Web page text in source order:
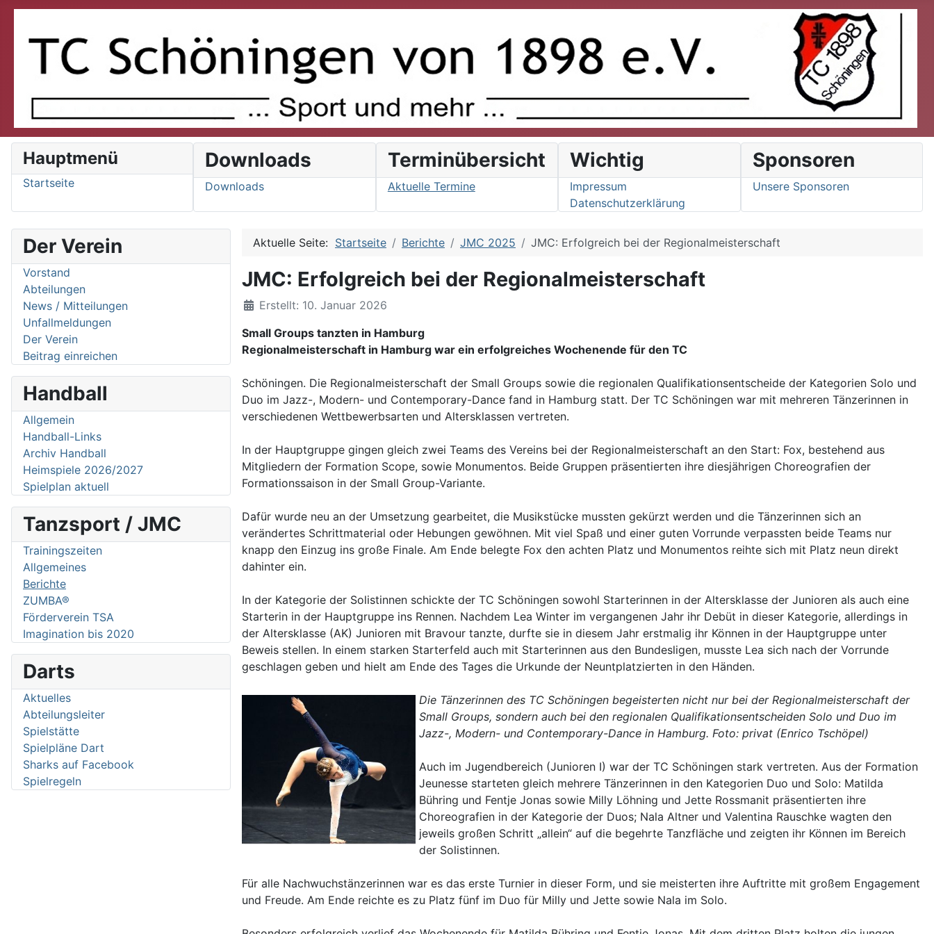
Hauptmenü
Startseite
Downloads
Downloads
Terminübersicht
Aktuelle Termine
Wichtig
Impressum
Datenschutzerklärung
Sponsoren
Unsere Sponsoren
Der Verein
Vorstand
Abteilungen
News / Mitteilungen
Unfallmeldungen
Der Verein
Beitrag einreichen
Handball
Allgemein
Handball-Links
Archiv Handball
Heimspiele 2026/2027
Spielplan aktuell
Tanzsport / JMC
Trainingszeiten
Allgemeines
Berichte
ZUMBA®
Förderverein TSA
Imagination bis 2020
Darts
Aktuelles
Abteilungsleiter
Spielstätte
Spielpläne Dart
Sharks auf Facebook
Spielregeln
Aktuelle Seite: Startseite Berichte JMC 2025 JMC: Erfolgreich bei der Regionalmeisterschaft
JMC: Erfolgreich bei der Regionalmeisterschaft
DetailsErstellt: 10. Januar 2026
Small Groups tanzten in Hamburg
Regionalmeisterschaft in Hamburg war ein erfolgreiches Wochenende für den TC
Schöningen. Die Regionalmeisterschaft der Small Groups sowie die regionalen Qualifikationsentscheide der Kategorien Solo und
Duo im Jazz-, Modern- und Contemporary-Dance fand in Hamburg statt. Der TC Schöningen war mit mehreren Tänzerinnen in
verschiedenen Wettbewerbsarten und Altersklassen vertreten.
In der Hauptgruppe gingen gleich zwei Teams des Vereins bei der Regionalmeisterschaft an den Start: Fox, bestehend aus
Mitgliedern der Formation Scope, sowie Monumentos. Beide Gruppen präsentierten ihre diesjährigen Choreografien der
Formationssaison in der Small Group-Variante.
Dafür wurde neu an der Umsetzung gearbeitet, die Musikstücke mussten gekürzt werden und die Tänzerinnen sich an
verändertes Schrittmaterial oder Hebungen gewöhnen. Mit viel Spaß und einer guten Vorrunde verpassten beide Teams nur
knapp den Einzug ins große Finale. Am Ende belegte Fox den achten Platz und Monumentos reihte sich mit Platz neun direkt
dahinter ein.
In der Kategorie der Solistinnen schickte der TC Schöningen sowohl Starterinnen in der Altersklasse der Junioren als auch eine
Starterin in der Hauptgruppe ins Rennen. Nachdem Lea Winter im vergangenen Jahr ihr Debüt in dieser Kategorie, allerdings in
der Altersklasse (AK) Junioren mit Bravour tanzte, durfte sie in diesem Jahr erstmalig ihr Können in der Hauptgruppe unter
Beweis stellen. In einem starken Starterfeld auch mit Starterinnen aus den Bundesligen, musste Lea sich nach der Vorrunde
geschlagen geben und hielt am Ende des Tages die Urkunde der Neuntplatzierten in den Händen.
Die Tänzerinnen des TC Schöningen begeisterten nicht nur bei der Regionalmeisterschaft der
Small Groups, sondern auch bei den regionalen Qualifikationsentscheiden Solo und Duo im
Jazz-, Modern- und Contemporary-Dance in Hamburg. Foto: privat (Enrico Tschöpel)
Auch im Jugendbereich (Junioren I) war der TC Schöningen stark vertreten. Aus der Formation
Jeunesse starteten gleich mehrere Tänzerinnen in den Kategorien Duo und Solo: Matilda
Bühring und Fentje Jonas sowie Milly Löhning und Jette Rossmanit präsentierten ihre
Choreografien in der Kategorie der Duos; Nala Altner und Valentina Rauschke wagten den
jeweils großen Schritt „allein“ auf die begehrte Tanzfläche und zeigten ihr Können im Bereich
der Solistinnen.
Für alle Nachwuchstänzerinnen war es das erste Turnier in dieser Form, und sie meisterten ihre Auftritte mit großem Engagement
und Freude. Am Ende reichte es zu Platz fünf im Duo für Milly und Jette sowie Nala im Solo.